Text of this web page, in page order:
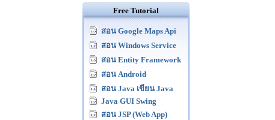
Free Tutorial
สอน Google Maps Api
สอน Windows Service
สอน Entity Framework
สอน Android
สอน Java เขียน Java
Java GUI Swing
สอน JSP (Web App)